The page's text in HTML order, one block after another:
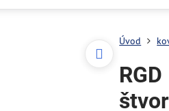
Úvod